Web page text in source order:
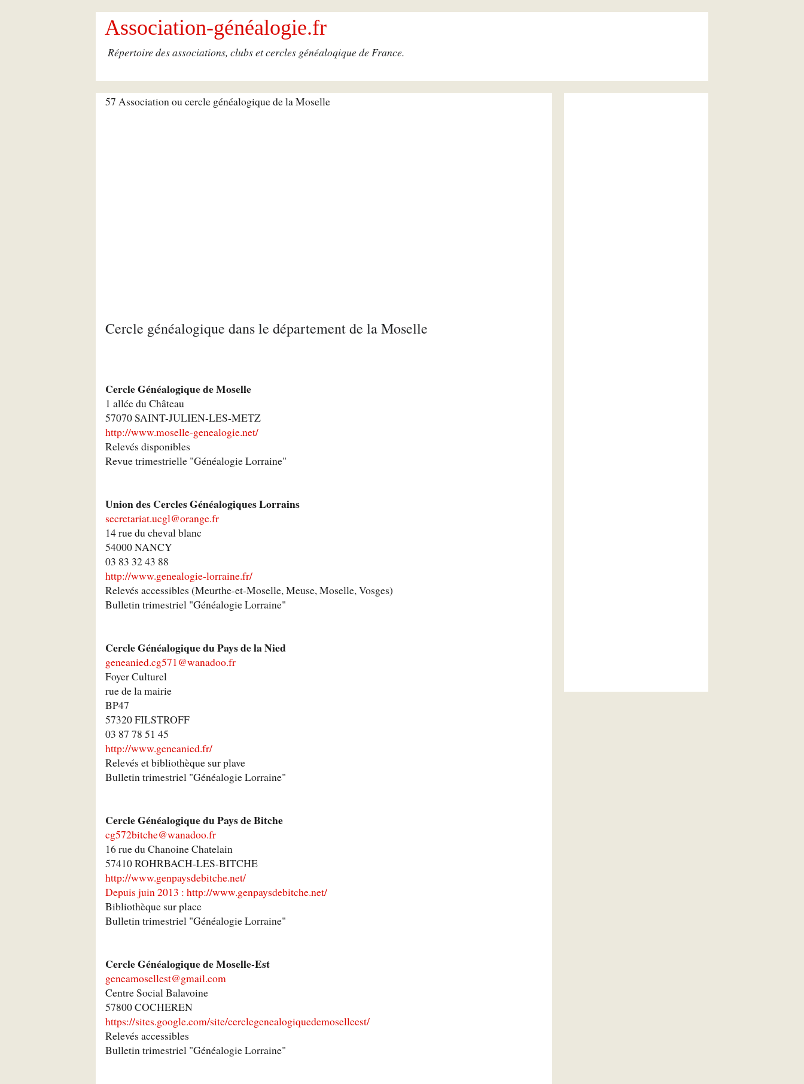
Association-généalogie.fr
Répertoire des associations, clubs et cercles généaloqique de France.
57 Association ou cercle généalogique de la Moselle
Cercle généalogique dans le département de la Moselle
Cercle Généalogique de Moselle
1 allée du Château
57070 SAINT-JULIEN-LES-METZ
http://www.moselle-genealogie.net/
Relevés disponibles
Revue trimestrielle "Généalogie Lorraine"
Union des Cercles Généalogiques Lorrains
secretariat.ucgl@orange.fr
14 rue du cheval blanc
54000 NANCY
03 83 32 43 88
http://www.genealogie-lorraine.fr/
Relevés accessibles (Meurthe-et-Moselle, Meuse, Moselle, Vosges)
Bulletin trimestriel "Généalogie Lorraine"
Cercle Généalogique du Pays de la Nied
geneanied.cg571@wanadoo.fr
Foyer Culturel
rue de la mairie
BP47
57320 FILSTROFF
03 87 78 51 45
http://www.geneanied.fr/
Relevés et bibliothèque sur plave
Bulletin trimestriel "Généalogie Lorraine"
Cercle Généalogique du Pays de Bitche
cg572bitche@wanadoo.fr
16 rue du Chanoine Chatelain
57410 ROHRBACH-LES-BITCHE
http://www.genpaysdebitche.net/
Depuis juin 2013 : http://www.genpaysdebitche.net/
Bibliothèque sur place
Bulletin trimestriel "Généalogie Lorraine"
Cercle Généalogique de Moselle-Est
geneamosellest@gmail.com
Centre Social Balavoine
57800 COCHEREN
https://sites.google.com/site/cerclegenealogiquedemoselleest/
Relevés accessibles
Bulletin trimestriel "Généalogie Lorraine"